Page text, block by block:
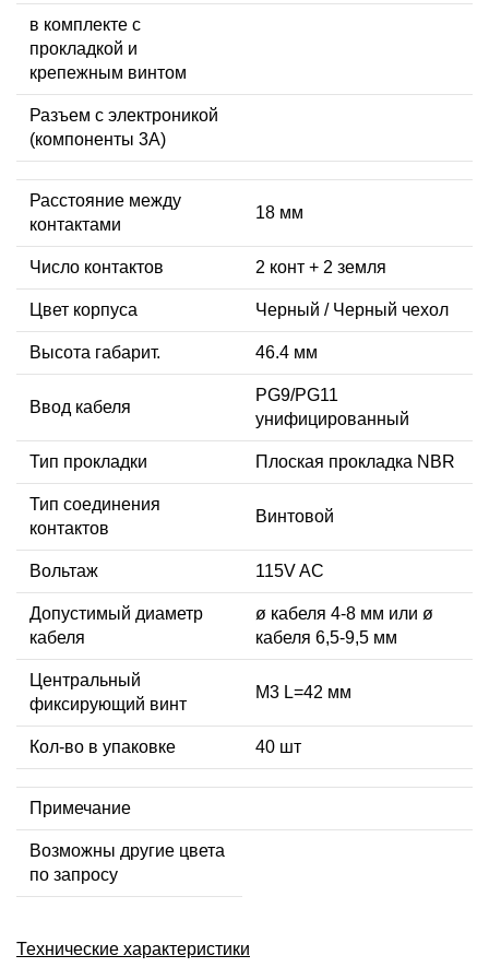
в комплекте с
прокладкой и
крепежным винтом
Разъем с электроникой
(компоненты 3A)
Расстояние между
контактами
18 мм
Число контактов 2 конт + 2 земля
Цвет корпуса Черный / Черный чехол
Высота габарит. 46.4 мм
Ввод кабеля
PG9/PG11
унифицированный
Тип прокладки Плоская прокладка NBR
Тип соединения
контактов
Винтовой
Вольтаж 115V AC
Допустимый диаметр
кабеля
ø кабеля 4-8 мм или ø
кабеля 6,5-9,5 мм
Центральный
фиксирующий винт
М3 L=42 мм
Кол-во в упаковке 40 шт
Примечание
Возможны другие цвета
по запросу
Технические характеристики